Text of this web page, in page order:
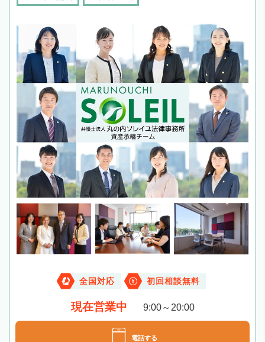
全国対応 初回相談無料
現在営業中 9:00～20:00
電話する